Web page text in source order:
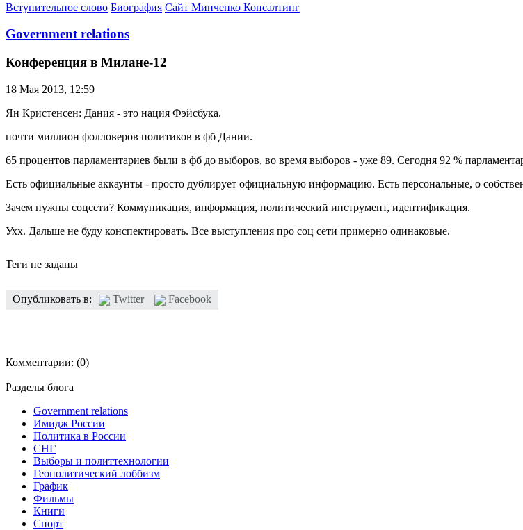
Вступительное слово Биография Сайт Минченко Консалтинг
Government relations
Конференция в Милане-12
18 Мая 2013, 12:59
Ян Кристенсен: Дания - это нация Фэйсбука.
почти миллион фолловеров политиков в фб Дании.
65 процентов парламентариев были в фб до выборов, во время выборов - уже 89. Сегодня 92 %
Есть официальные аккаунты - просто дублирует официальную информацию. Есть персональные, о
Зачем нужны соцсети? Коммуникация, информация, политический инструмент, идентификация.
Ухх. Дальше не буду конспектировать. Все выступления про соц сети примерно одинаковые.
Теги не заданы
Опубликовать в: Twitter Facebook
Комментарии: (0)
Разделы блога
Government relations
Имидж России
Политика в России
СНГ
Выборы и политтехнологии
Геополитический лоббизм
График
Фильмы
Книги
Спорт